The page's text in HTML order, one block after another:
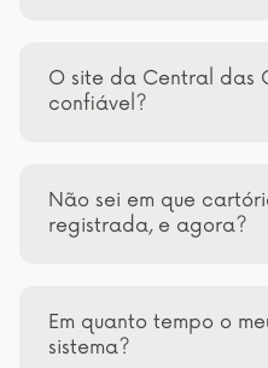
O site da Central das
confiável?
Não sei em que
registrada, e agora?
Em quanto tempo o
sistema?